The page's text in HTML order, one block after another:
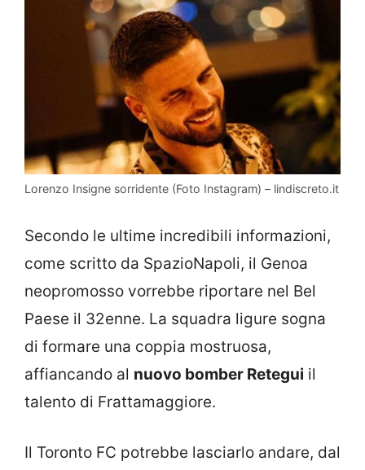
Lorenzo Insigne sorridente (Foto Instagram) – lindiscreto.it
Secondo le ultime incredibili informazioni,
come scritto da SpazioNapoli, il Genoa
neopromosso vorrebbe riportare nel Bel
Paese il 32enne. La squadra ligure sogna
di formare una coppia mostruosa,
affiancando al nuovo bomber Retegui il
talento di Frattamaggiore.
Il Toronto FC potrebbe lasciarlo andare, dal